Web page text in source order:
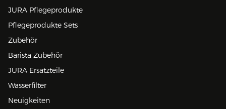
JURA Pflegeprodukte
Pflegeprodukte Sets
Zubehör
Barista Zubehör
JURA Ersatzteile
Wasserfilter
Neuigkeiten